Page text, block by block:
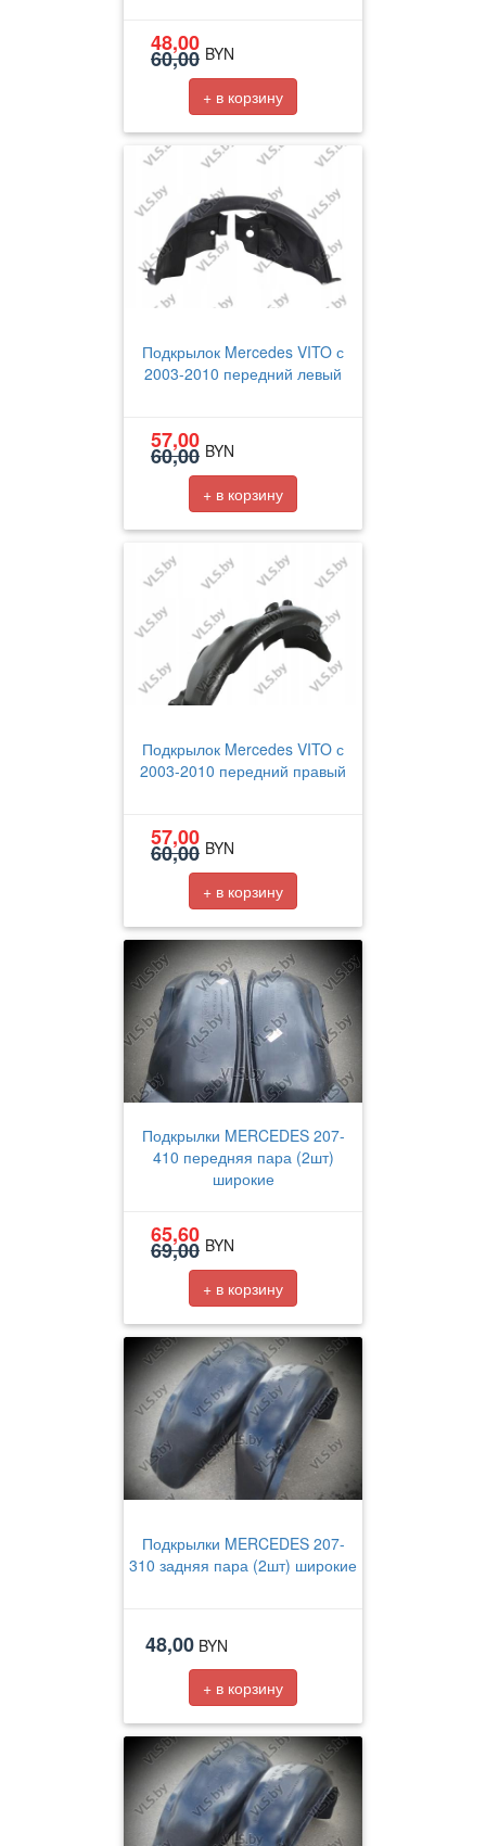
48,00
60,00 BYN
+ в корзину
Подкрылок Mercedes VITO с
2003-2010 передний левый
57,00
60,00 BYN
+ в корзину
Подкрылок Mercedes VITO с
2003-2010 передний правый
57,00
60,00 BYN
+ в корзину
Подкрылки MERCEDES 207-
410 передняя пара (2шт)
широкие
65,60
69,00 BYN
+ в корзину
Подкрылки MERCEDES 207-
310 задняя пара (2шт) широкие
48,00 BYN
+ в корзину